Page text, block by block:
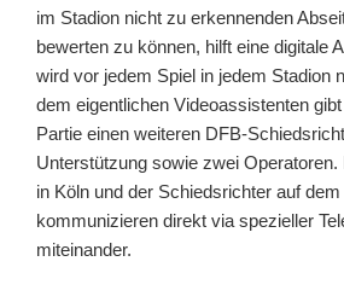
im Stadion nicht zu erkennenden
bewerten zu können, hilft eine digitale
wird vor jedem Spiel in jedem Stadion
dem eigentlichen Videoassistenten
Partie einen weiteren DFB-
Unterstützung sowie zwei
in Köln und der Schiedsrichter auf
kommunizieren direkt via spezieller
miteinander.